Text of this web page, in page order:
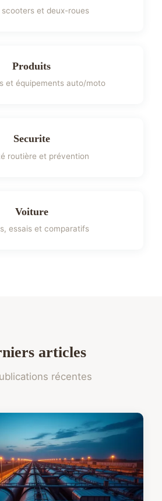
scooters et deux-roues
Produits
et équipements auto/moto
Securite
routière et prévention
Voiture
essais et comparatifs
articles
récentes